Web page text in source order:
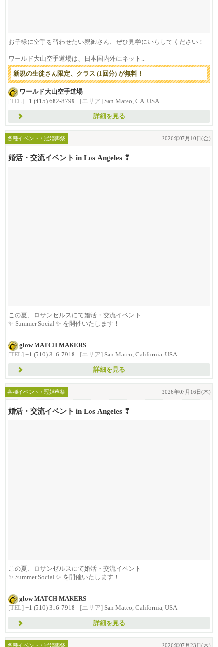
お子様に空手を習わせたい親御さん、ぜひ見学にいらしてください！
ワールド大山空手道場は、日本国内外にネット...
新規の生徒さん限定、クラス (1回分) が無料！
ワールド大山空手道場
[TEL] +1 (415) 682-8799 [エリア] San Mateo, CA, USA
詳細を見る
各種イベント / 冠婚葬祭 2026年07月10日(金)
婚活・交流イベント in Los Angeles ❣
この夏、ロサンゼルスにて婚活・交流イベント
✨ Summer Social ✨ を開催いたします！
...
glow MATCH MAKERS
[TEL] +1 (510) 316-7918 [エリア] San Mateo, California, USA
詳細を見る
各種イベント / 冠婚葬祭 2026年07月16日(木)
婚活・交流イベント in Los Angeles ❣
この夏、ロサンゼルスにて婚活・交流イベント
✨ Summer Social ✨ を開催いたします！
...
glow MATCH MAKERS
[TEL] +1 (510) 316-7918 [エリア] San Mateo, California, USA
詳細を見る
各種イベント / 冠婚葬祭 2026年07月23日(木)